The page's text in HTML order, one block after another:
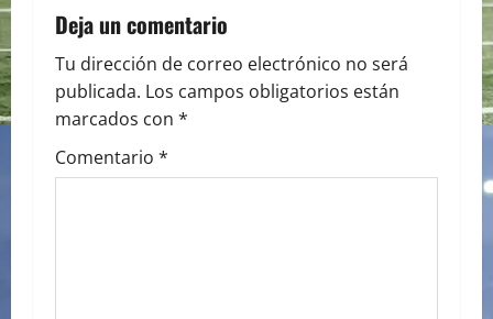
n
a
v
i
Deja un comentario
Tu dirección de correo electrónico no será
publicada. Los campos obligatorios están
marcados con *
Comentario *